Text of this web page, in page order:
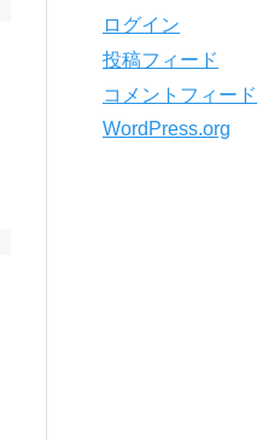
ログイン
投稿フィード
コメントフィード
WordPress.org